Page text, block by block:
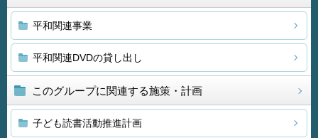
平和関連事業
平和関連DVDの貸し出し
このグループに関連する施策・計画
子ども読書活動推進計画